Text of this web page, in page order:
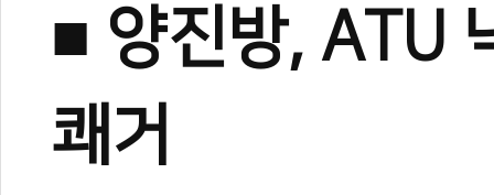
■ 양진방, ATU
쾌거